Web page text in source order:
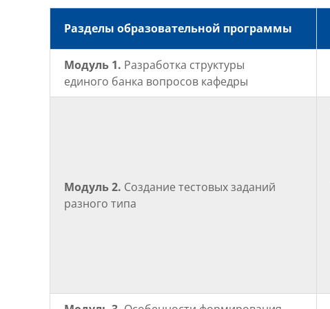
Разделы образовательной программы
Модуль 1. Разработка структуры
единого банка вопросов кафедры
Модуль 2. Создание тестовых заданий
разного типа